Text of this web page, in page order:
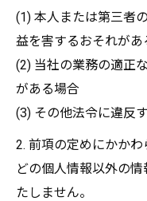
(1) 本人または第三者
益を害するおそれがあ
(2) 当社の業務の適正
がある場合
(3) その他法令に違反
2. 前項の定めにかか
どの個人情報以外の
たしません。